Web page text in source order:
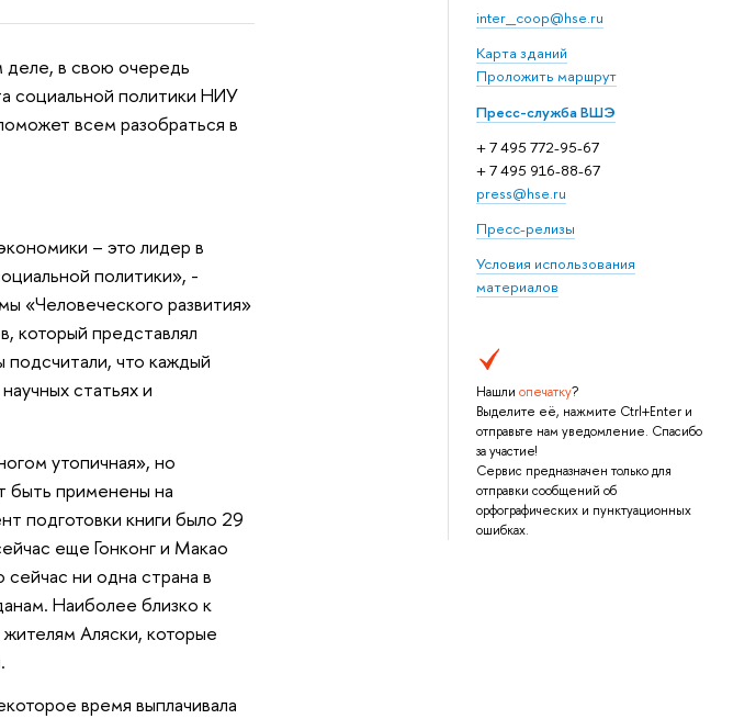
inter_coop@hse.ru
Карта зданий
Проложить маршрут
Пресс-служба ВШЭ
+ 7 495 772-95-67
+ 7 495 916-88-67
press@hse.ru
Пресс-релизы
Условия использования
материалов
Нашли опечатку?
Выделите её, нажмите Ctrl+Enter и
отправьте нам уведомление. Спасибо
за участие!
Сервис предназначен только для
отправки сообщений об
орфографических и пунктуационных
ошибках.
деле, в свою очередь
социальной политики НИУ
всем разобраться в
– это лидер в
политики», -
«Человеческого развития»
который представлял
что каждый
статьях и
утопичная», но
быть применены на
подготовки книги было 29
еще Гонконг и Макао
ни одна страна в
Наиболее близко к
Аляски, которые
время выплачивала